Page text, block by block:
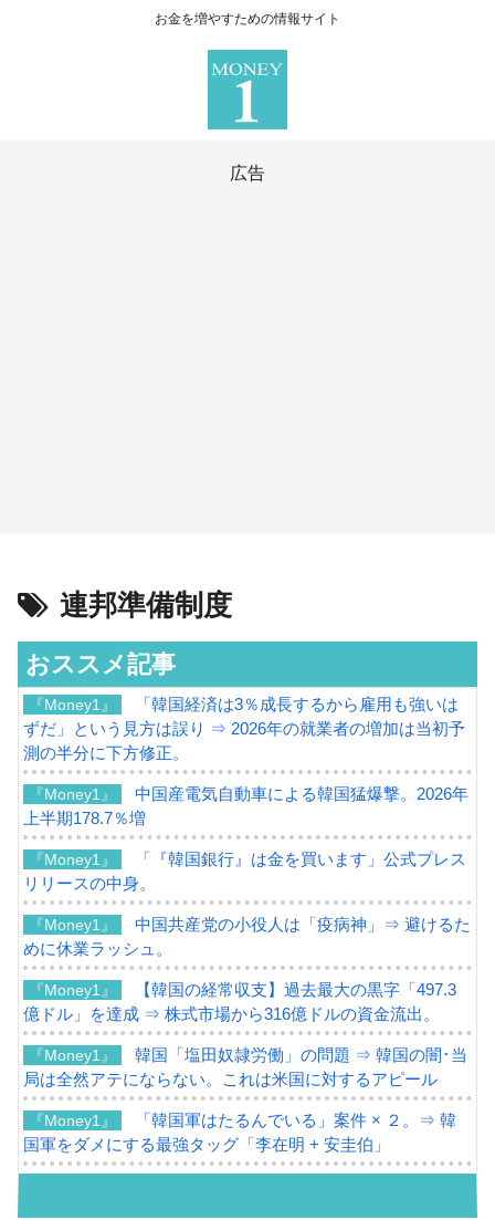
お金を増やすための情報サイト
広告
連邦準備制度
おススメ記事
『Money1』
「韓国経済は3％成長するから雇用も強いは
ずだ」という見方は誤り ⇒ 2026年の就業者の増加は当初予
測の半分に下方修正。
『Money1』
中国産電気自動車による韓国猛爆撃。2026年
上半期178.7％増
『Money1』
「『韓国銀行』は金を買います」公式プレス
リリースの中身。
『Money1』
中国共産党の小役人は「疫病神」⇒ 避けるた
めに休業ラッシュ。
『Money1』
【韓国の経常収支】過去最大の黒字「497.3
億ドル」を達成 ⇒ 株式市場から316億ドルの資金流出。
『Money1』
韓国「塩田奴隷労働」の問題 ⇒ 韓国の闇･当
局は全然アテにならない。これは米国に対するアピール
『Money1』
「韓国軍はたるんでいる」案件 × ２。⇒ 韓
国軍をダメにする最強タッグ「李在明 + 安圭伯」